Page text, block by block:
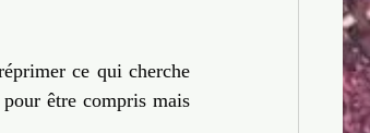
ce qui cherche
être compris mais